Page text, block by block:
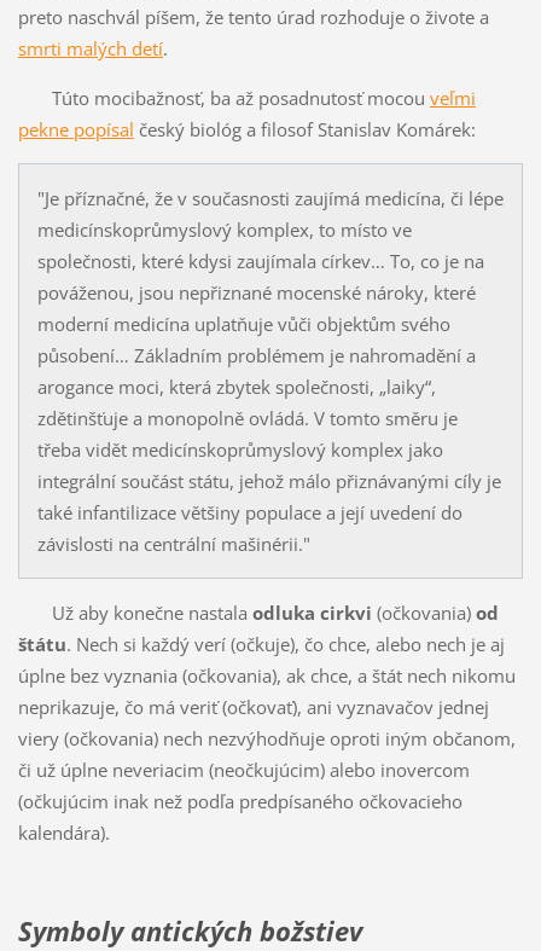
preto naschvál píšem, že tento úrad rozhoduje o živote a
smrti malých detí.
Túto mocibažnosť, ba až posadnutosť mocou veľmi
pekne popísal český biológ a filosof Stanislav Komárek:
"Je příznačné, že v současnosti zaujímá medicína, či lépe
medicínskoprůmyslový komplex, to místo ve
společnosti, které kdysi zaujímala církev… To, co je na
pováženou, jsou nepřiznané mocenské nároky, které
moderní medicína uplatňuje vůči objektům svého
působení… Základním problémem je nahromadění a
arogance moci, která zbytek společnosti, „laiky“,
zdětinšťuje a monopolně ovládá. V tomto směru je
třeba vidět medicínskoprůmyslový komplex jako
integrální součást státu, jehož málo přiznávanými cíly je
také infantilizace většiny populace a její uvedení do
závislosti na centrální mašinérii."
Už aby konečne nastala odluka cirkvi (očkovania) od
štátu. Nech si každý verí (očkuje), čo chce, alebo nech je aj
úplne bez vyznania (očkovania), ak chce, a štát nech nikomu
neprikazuje, čo má veriť (očkovať), ani vyznavačov jednej
viery (očkovania) nech nezvýhodňuje oproti iným občanom,
či už úplne neveriacim (neočkujúcim) alebo inovercom
(očkujúcim inak než podľa predpísaného očkovacieho
kalendára).
Symboly antických božstiev